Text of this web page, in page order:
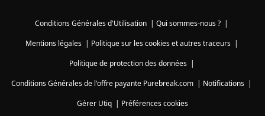
Conditions Générales d'Utilisation | Qui sommes-nous ? |
Mentions légales| Politique sur les cookies et autres traceurs|
Politique de protection des données|
Conditions Générales de l'offre payante Purebreak.com | Notifications |
Gérer Utiq | Préférences cookies